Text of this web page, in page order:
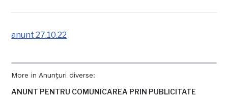
More in Anunțuri diverse:
ANUNT PENTRU COMUNICAREA PRIN PUBLICITATE
anunt 27.10.22